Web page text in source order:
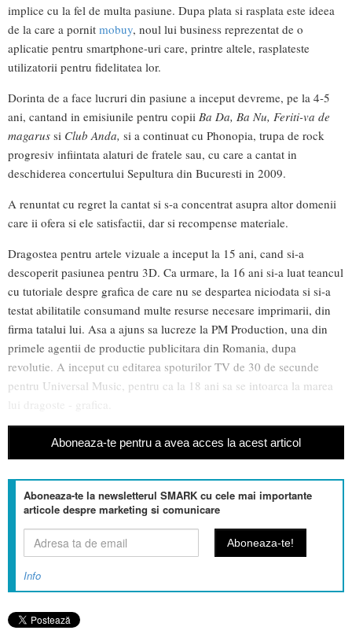
implice cu la fel de multa pasiune. Dupa plata si rasplata este ideea
de la care a pornit mobuy, noul lui business reprezentat de o
aplicatie pentru smartphone-uri care, printre altele, rasplateste
utilizatorii pentru fidelitatea lor.
Dorinta de a face lucruri din pasiune a inceput devreme, pe la 4-5
ani, cantand in emisiunile pentru copii Ba Da, Ba Nu, Feriti-va de
magarus si Club Anda, si a continuat cu Phonopia, trupa de rock
progresiv infiintata alaturi de fratele sau, cu care a cantat in
deschiderea concertului Sepultura din Bucuresti in 2009.
A renuntat cu regret la cantat si s-a concentrat asupra altor domenii
care ii ofera si ele satisfactii, dar si recompense materiale.
Dragostea pentru artele vizuale a inceput la 15 ani, cand si-a
descoperit pasiunea pentru 3D. Ca urmare, la 16 ani si-a luat teancul
cu tutoriale despre grafica de care nu se despartea niciodata si si-a
testat abilitatile consumand multe resurse necesare imprimarii, din
firma tatalui lui. Asa a ajuns sa lucreze la PM Production, una din
primele agentii de productie publicitara din Romania, dupa
revolutie. A inceput cu editarea spoturilor TV de 30 de secunde
pentru Universal Music, pentru ca la 18 ani sa se intoarca la marea
lui dragoste - grafica.
Aboneaza-te pentru a avea acces la acest articol
Aboneaza-te la newsletterul SMARK cu cele mai importante
articole despre marketing si comunicare
Info